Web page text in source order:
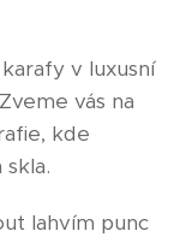
v luxusní
vás na
kde
lahvím punc